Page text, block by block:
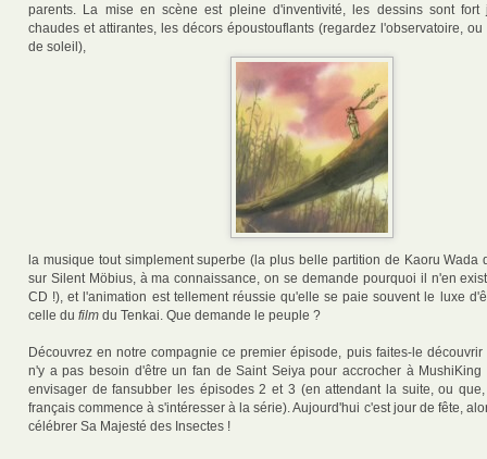
parents. La mise en scène est pleine d'inventivité, les dessins sont fort
chaudes et attirantes, les décors époustouflants (regardez l'observatoire,
de soleil),
la musique tout simplement superbe (la plus belle partition de Kaoru Wada
sur Silent Möbius, à ma connaissance, on se demande pourquoi il n'en
CD !), et l'animation est tellement réussie qu'elle se paie souvent le luxe
celle du film du Tenkai. Que demande le peuple ?
Découvrez en notre compagnie ce premier épisode, puis faites-le
n'y a pas besoin d'être un fan de Saint Seiya pour accrocher à MushiKing
envisager de fansubber les épisodes 2 et 3 (en attendant la suite, ou
français commence à s'intéresser à la série). Aujourd'hui c'est jour de fête,
célébrer Sa Majesté des Insectes !